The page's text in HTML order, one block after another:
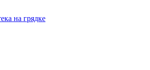
на грядке